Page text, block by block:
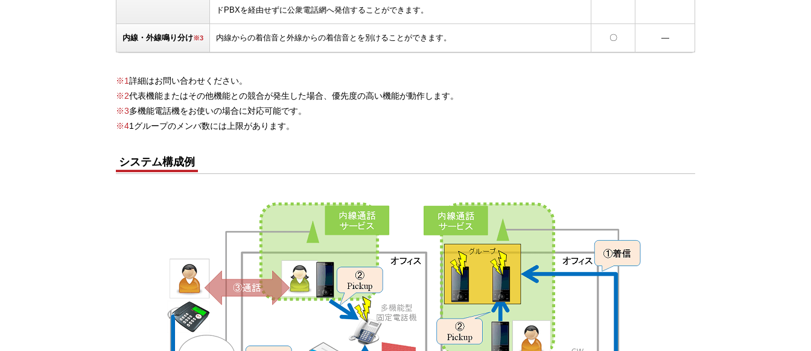
ドPBXを経由せずに公衆電話網へ発信することができます。
内線・外線鳴り分け※3 内線からの着信音と外線からの着信音とを別けることができます。 〇 ―
※1詳細はお問い合わせください。
※2代表機能またはその他機能との競合が発生した場合、優先度の高い機能が動作します。
※3多機能電話機をお使いの場合に対応可能です。
※41グループのメンバ数には上限があります。
システム構成例